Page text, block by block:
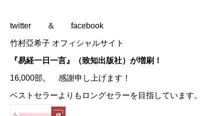
twitter ＆ facebook
竹村亞希子 オフィシャルサイト
『易経一日一言』（致知出版社）が増刷！
16,000部。 感謝申し上げます！
ベストセラーよりもロングセラーを目指しています。